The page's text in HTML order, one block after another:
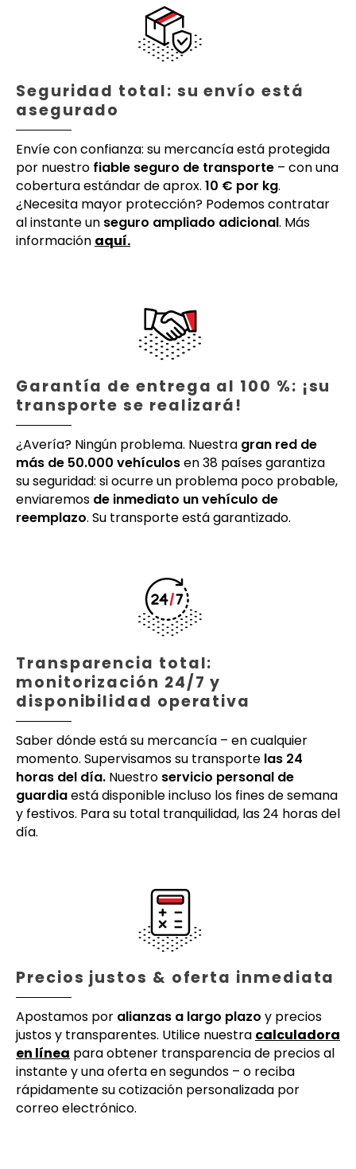
Seguridad total: su envío está
asegurado
Envíe con confianza: su mercancía está protegida
por nuestro fiable seguro de transporte – con una
cobertura estándar de aprox. 10 € por kg.
¿Necesita mayor protección? Podemos contratar
al instante un seguro ampliado adicional. Más
información aquí.
Garantía de entrega al 100 %: ¡su
transporte se realizará!
¿Avería? Ningún problema. Nuestra gran red de
más de 50.000 vehículosen 38 países garantiza
su seguridad: si ocurre un problema poco probable,
enviaremos de inmediato un vehículo de
reemplazo. Su transporte está garantizado.
Transparencia total:
monitorización 24/7 y
disponibilidad operativa
Saber dónde está su mercancía – en cualquier
momento. Supervisamos su transporte las 24
horas del día. Nuestro servicio personal de
guardiaestá disponible incluso los fines de semana
y festivos. Para su total tranquilidad, las 24 horas del
día.
Precios justos & oferta inmediata
Apostamos por alianzas a largo plazo y precios
justos y transparentes. Utilice nuestra calculadora
en línea para obtener transparencia de precios al
instante y una oferta en segundos – o reciba
rápidamente su cotización personalizada por
correo electrónico.